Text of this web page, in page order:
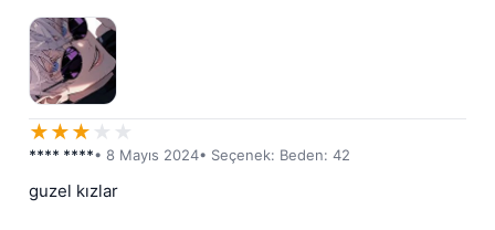
★★★ ★ ★
**** ****• 8 Mayıs 2024• Seçenek: Beden: 42
guzel kızlar